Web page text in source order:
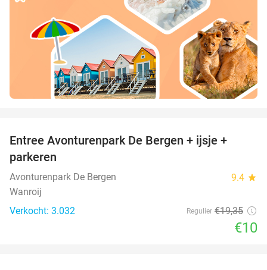
Entree Avonturenpark De Bergen + ijsje +
parkeren
Avonturenpark De Bergen 9.4 star
Wanroij
Verkocht: 3.032
Regulier €19,35
€10